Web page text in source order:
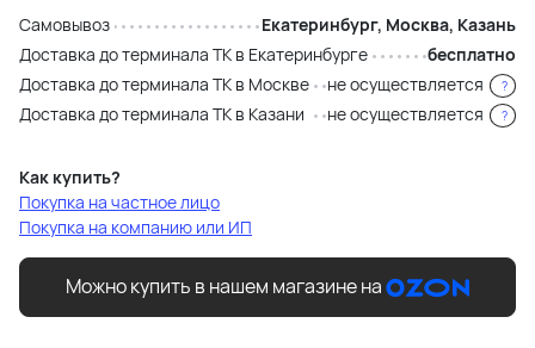
Самовывоз
Екатеринбург, Москва, Казань
Доставка до терминала ТК в Екатеринбурге
бесплатно
Доставка до терминала ТК в Москве
не осуществляется ?
Доставка до терминала ТК в Казани не осуществляется ?
Как купить?
Покупка на частное лицо
Покупка на компанию или ИП
Можно купить в нашем магазине на